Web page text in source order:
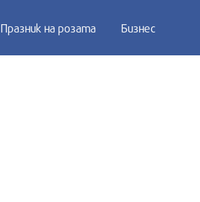
Празник на розата Бизнес